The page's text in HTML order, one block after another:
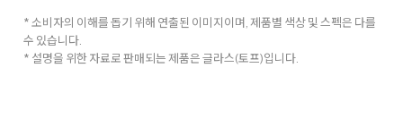
* 소비자의 이해를 돕기 위해 연출된 이미지이며, 제품별 색상 및 스펙은 다를
수 있습니다.
* 설명을 위한 자료로 판매되는 제품은 글라스(토프)입니다.